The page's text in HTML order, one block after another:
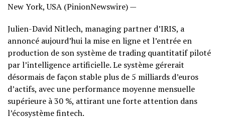
New York, USA (PinionNewswire) —
Julien-David Nitlech, managing partner d’IRIS, a
annoncé aujourd’hui la mise en ligne et l’entrée en
production de son système de trading quantitatif piloté
par l’intelligence artificielle. Le système gérerait
désormais de façon stable plus de 5 milliards d’euros
d’actifs, avec une performance moyenne mensuelle
supérieure à 30 %, attirant une forte attention dans
l’écosystème fintech.